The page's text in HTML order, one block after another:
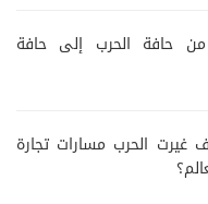
حافة الحرب إلى حافة
غيرت الحرب مسارات تجارة